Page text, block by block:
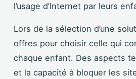
l’usage d’Internet par leurs
Lors de la sélection d’une
offres pour choisir celle qui
chaque enfant. Des aspects
et la capacité à bloquer les